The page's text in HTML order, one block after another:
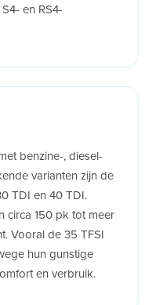
en RS4-
benzine-, diesel-
varianten zijn de
TDI en 40 TDI.
circa 150 pk tot meer
Vooral de 35 TFSI
hun gunstige
en verbruik.